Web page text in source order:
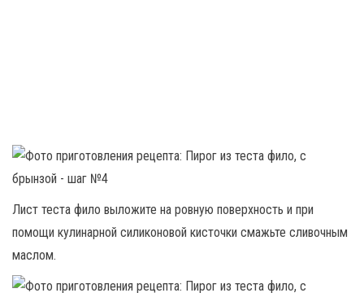
Лист теста фило выложите на ровную поверхность и при
помощи кулинарной силиконовой кисточки смажьте сливочным
маслом.